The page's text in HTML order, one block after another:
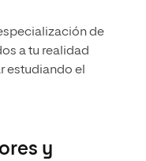
de
a tu realidad
estudiando el
y